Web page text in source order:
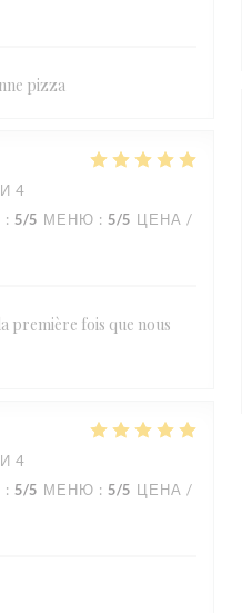
pizza
4
: 5/5 МЕНЮ : 5/5 ЦЕНА /
première fois que nous
4
: 5/5 МЕНЮ : 5/5 ЦЕНА /